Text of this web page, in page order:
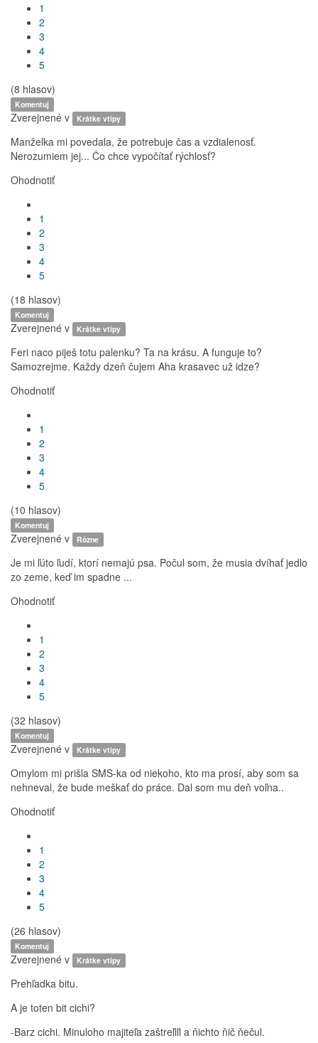
1
2
3
4
5
(8 hlasov)
Komentuj
Zverejnené v Krátke vtipy
Manželka mi povedala, že potrebuje čas a vzdialenosť.
Nerozumiem jej... Čo chce vypočítať rýchlosť?
Ohodnotiť
1
2
3
4
5
(18 hlasov)
Komentuj
Zverejnené v Krátke vtipy
Feri naco piješ totu palenku? Ta na krásu. A funguje to?
Samozrejme. Každy dzeň čujem Aha krasavec už idze?
Ohodnotiť
1
2
3
4
5
(10 hlasov)
Komentuj
Zverejnené v Rôzne
Je mi ľúto ľudí, ktorí nemajú psa. Počul som, že musia dvíhať jedlo
zo zeme, keď im spadne ...
Ohodnotiť
1
2
3
4
5
(32 hlasov)
Komentuj
Zverejnené v Krátke vtipy
Omylom mi prišla SMS-ka od niekoho, kto ma prosí, aby som sa
nehneval, že bude meškať do práce. Dal som mu deň voľna..
Ohodnotiť
1
2
3
4
5
(26 hlasov)
Komentuj
Zverejnené v Krátke vtipy
Prehľadka bitu.
A je toten bit cichi?
-Barz cichi. Minuloho majiteľa zaštreľiľi a ňichto ňič ňečul.